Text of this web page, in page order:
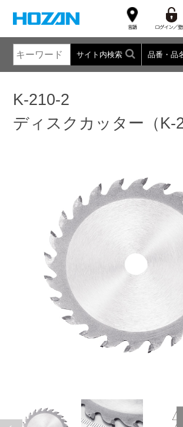
サイト内検索 品番・品
K-210-2
ディスクカッター（K-